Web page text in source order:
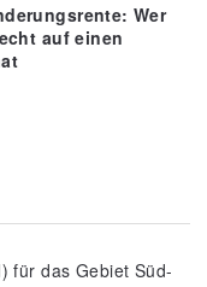
Wer
auf einen
für das Gebiet Süd-